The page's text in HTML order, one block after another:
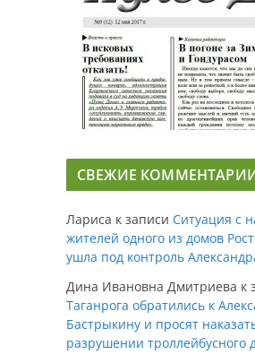
СВЕЖИЕ
Лариса к записи Ситуация с
жителей одного из домов
ушла под контроль
Дина Ивановна Дмитриева к
Таганрога обратились к
Бастрыкину и просят
разрушении троллейбусного